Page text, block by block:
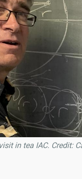
in tea IAC. Credit: